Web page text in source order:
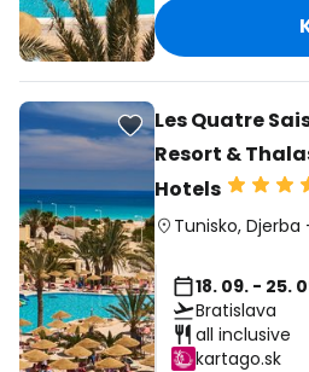
Les Quatre
Resort &
Hotels
Tunisko, Djerba
18. 09. - 25.
Bratislava
all inclusive
kartago.sk